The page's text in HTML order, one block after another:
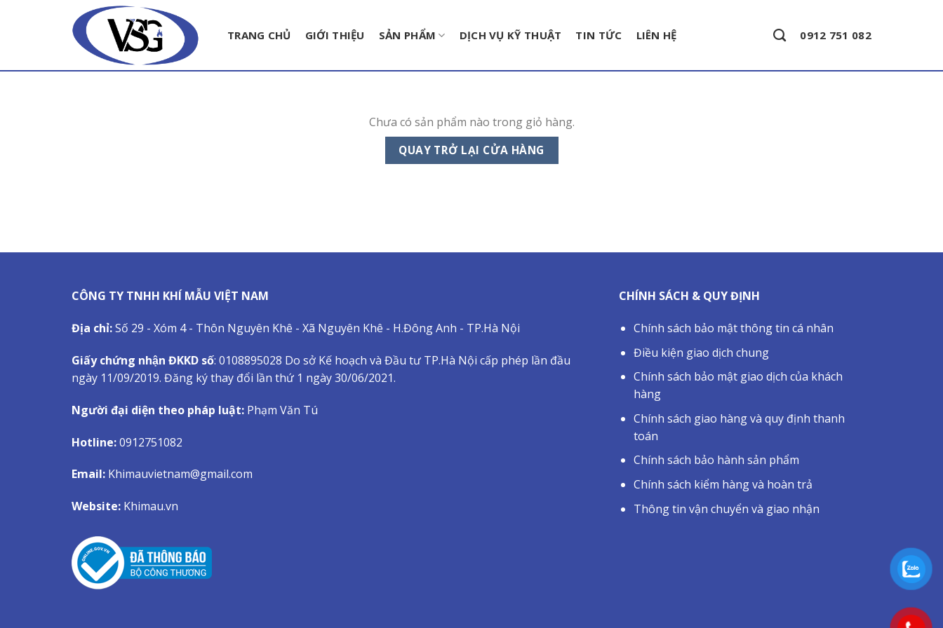
TRANG CHỦ GIỚI THIỆU SẢN PHẨM DỊCH VỤ KỸ THUẬT TIN TỨC LIÊN HỆ 0912 751 082
Chưa có sản phẩm nào trong giỏ hàng.
QUAY TRỞ LẠI CỬA HÀNG
CÔNG TY TNHH KHÍ MẪU VIỆT NAM
Địa chỉ:Số 29 - Xóm 4 - Thôn Nguyên Khê - Xã Nguyên Khê - H.Đông Anh - TP.Hà Nội
Giấy chứng nhận ĐKKD số: 0108895028 Do sở Kế hoạch và Đầu tư TP.Hà Nội cấp phép lần đầu
ngày 11/09/2019. Đăng ký thay đổi lần thứ 1 ngày 30/06/2021.
Người đại diện theo pháp luật: Phạm Văn Tú
Hotline:0912751082
Email: Khimauvietnam@gmail.com
Website: Khimau.vn
CHÍNH SÁCH & QUY ĐỊNH
Chính sách bảo mật thông tin cá nhân
Điều kiện giao dịch chung
Chính sách bảo mật giao dịch của khách
hàng
Chính sách giao hàng và quy định thanh
toán
Chính sách bảo hành sản phẩm
Chính sách kiểm hàng và hoàn trả
Thông tin vận chuyển và giao nhận